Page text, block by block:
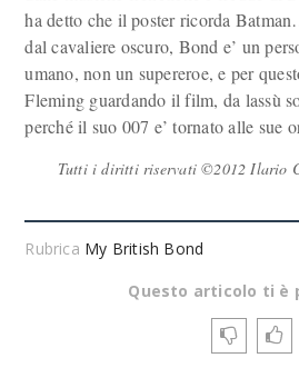
ha detto che il poster ricorda
dal cavaliere oscuro, Bond e’ un
umano, non un supereroe, e per
Fleming guardando il film, da lassù
perché il suo 007 e’ tornato alle sue
Tutti i diritti riservati ©2012 Ilario
Rubrica My British Bond
Questo articolo ti è